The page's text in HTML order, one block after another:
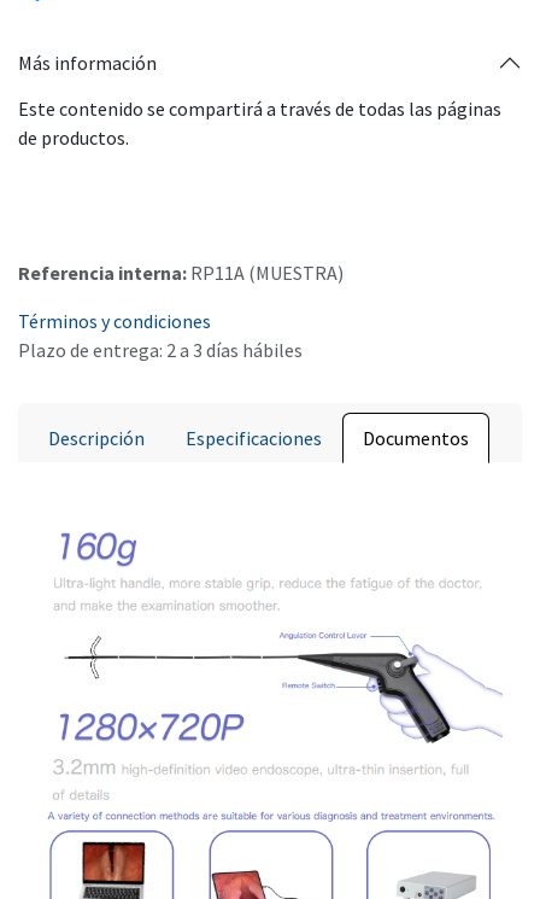
Más información
Este contenido se compartirá a través de todas las páginas
de productos.
Referencia interna: RP11A (MUESTRA)
Términos y condiciones
Plazo de entrega: 2 a 3 días hábiles
Descripción Especificaciones Documentos